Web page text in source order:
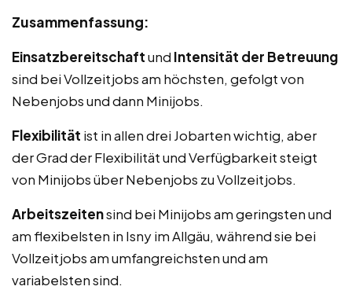
Zusammenfassung:
Einsatzbereitschaftund Intensität der Betreuung
sind bei Vollzeitjobs am höchsten, gefolgt von
Nebenjobs und dann Minijobs.
Flexibilität ist in allen drei Jobarten wichtig, aber
der Grad der Flexibilität und Verfügbarkeit steigt
von Minijobs über Nebenjobs zu Vollzeitjobs.
Arbeitszeitensind bei Minijobs am geringsten und
am flexibelsten in Isny im Allgäu, während sie bei
Vollzeitjobs am umfangreichsten und am
variabelsten sind.